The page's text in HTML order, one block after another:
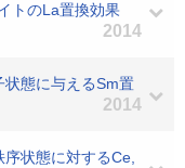
トのLa置換効果
2014
態に与えるSm置
2014
状態に対するCe,